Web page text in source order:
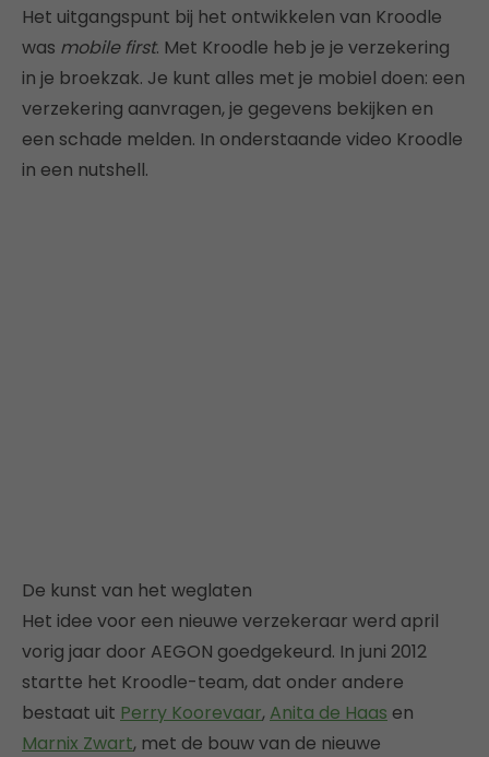
Het uitgangspunt bij het ontwikkelen van Kroodle
was mobile first. Met Kroodle heb je je verzekering
in je broekzak. Je kunt alles met je mobiel doen: een
verzekering aanvragen, je gegevens bekijken en
een schade melden. In onderstaande video Kroodle
in een nutshell.
De kunst van het weglaten
Het idee voor een nieuwe verzekeraar werd april
vorig jaar door AEGON goedgekeurd. In juni 2012
startte het Kroodle-team, dat onder andere
bestaat uit Perry Koorevaar, Anita de Haas en
Marnix Zwart, met de bouw van de nieuwe